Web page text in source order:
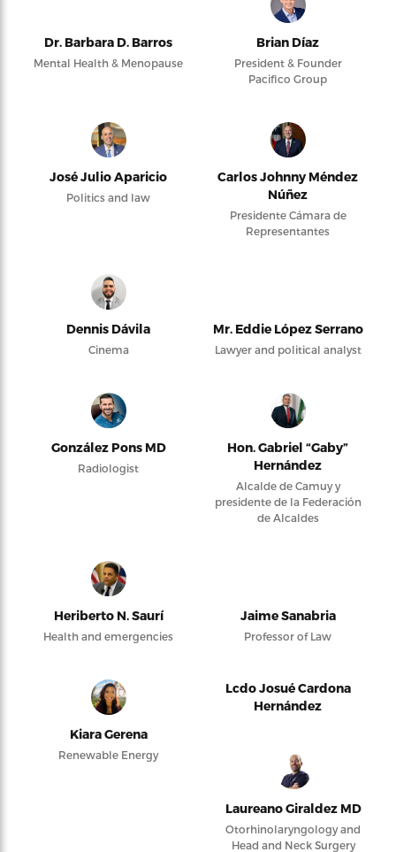
Dr. Barbara D. Barros
Mental Health & Menopause
Brian Díaz
President & Founder
Pacifico Group
José Julio Aparicio
Politics and law
Carlos Johnny Méndez
Núñez
Presidente Cámara de
Representantes
Dennis Dávila
Cinema
Mr. Eddie López Serrano
Lawyer and political analyst
González Pons MD
Radiologist
Hon. Gabriel “Gaby”
Hernández
Alcalde de Camuy y
presidente de la Federación
de Alcaldes
Heriberto N. Saurí
Health and emergencies
Jaime Sanabria
Professor of Law
Kiara Gerena
Renewable Energy
Lcdo Josué Cardona
Hernández
Laureano Giraldez MD
Otorhinolaryngology and
Head and Neck Surgery